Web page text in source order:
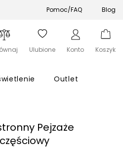
Pomoc/FAQ Blog
Ulubione Konto Koszyk
Outlet
Pejzaże